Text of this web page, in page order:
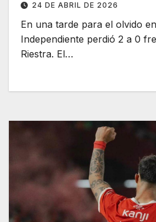
24 DE ABRIL DE 2026
En una tarde para el olvido
Independiente perdió 2 a 0
Riestra. El…